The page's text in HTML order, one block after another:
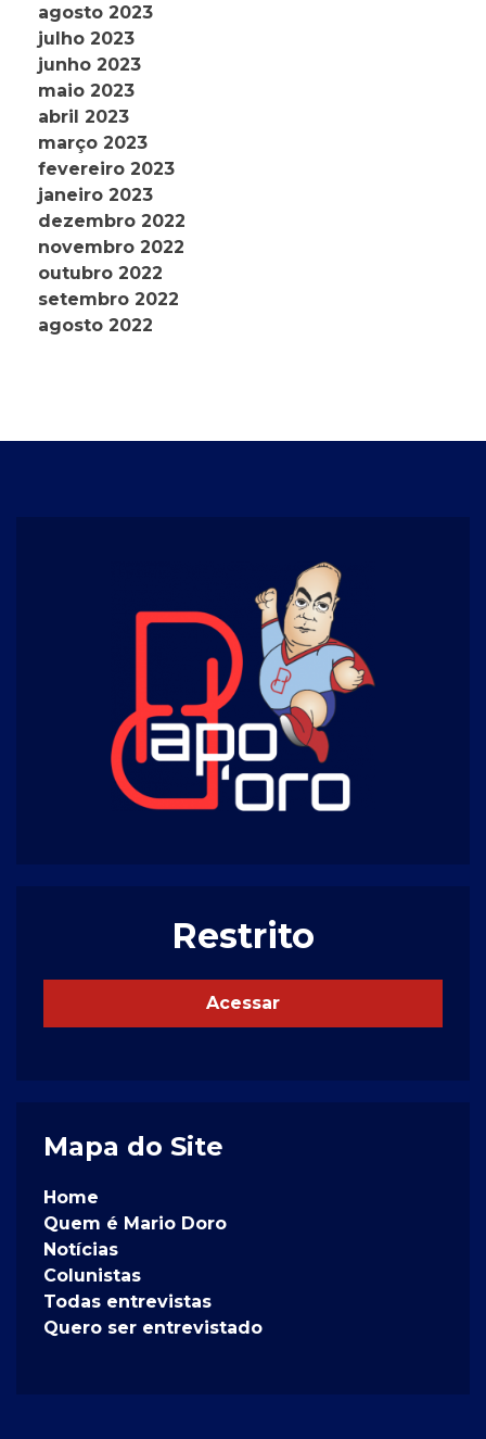
agosto 2023
julho 2023
junho 2023
maio 2023
abril 2023
março 2023
fevereiro 2023
janeiro 2023
dezembro 2022
novembro 2022
outubro 2022
setembro 2022
agosto 2022
Restrito
Acessar
Mapa do Site
Home
Quem é Mario Doro
Notícias
Colunistas
Todas entrevistas
Quero ser entrevistado